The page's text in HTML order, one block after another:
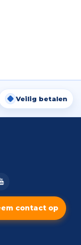
Veilig betalen
contact op